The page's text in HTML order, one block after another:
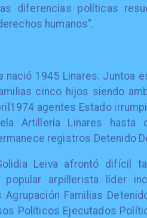
diferencias políticas
humanos”.
nació 1945 Linares. Juntoa
cinco hijos siendo
agentes Estado
Artillería Linares hasta
registros Detenido
Leiva afrontó difícil
popular arpillerista líder
Agrupación Familias
Políticos Ejecutados